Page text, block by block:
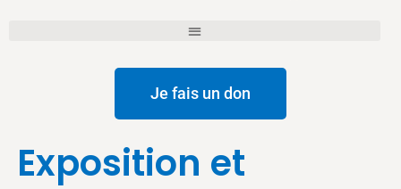
Je fais un don
Exposition et